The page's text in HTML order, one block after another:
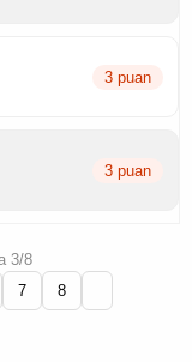
3 puan
3 puan
3/8
7 8